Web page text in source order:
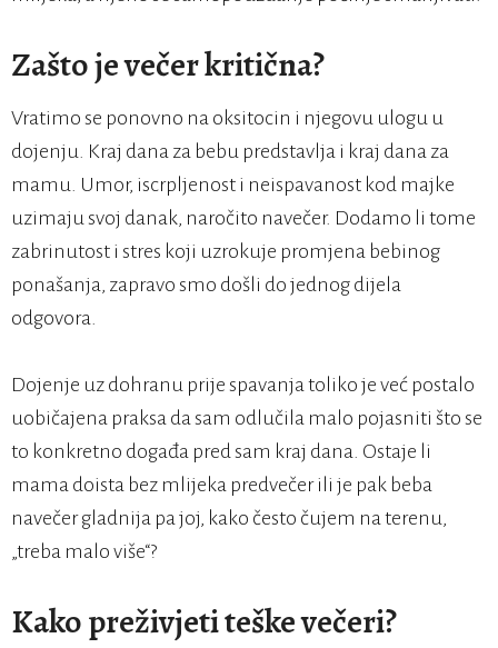
Zašto je večer kritična?
Vratimo se ponovno na oksitocin i njegovu ulogu u
dojenju. Kraj dana za bebu predstavlja i kraj dana za
mamu. Umor, iscrpljenost i neispavanost kod majke
uzimaju svoj danak, naročito navečer. Dodamo li tome
zabrinutost i stres koji uzrokuje promjena bebinog
ponašanja, zapravo smo došli do jednog dijela
odgovora.
Dojenje uz dohranu prije spavanja toliko je već postalo
uobičajena praksa da sam odlučila malo pojasniti što se
to konkretno događa pred sam kraj dana. Ostaje li
mama doista bez mlijeka predvečer ili je pak beba
navečer gladnija pa joj, kako često čujem na terenu,
„treba malo više“?
Kako preživjeti teške večeri?